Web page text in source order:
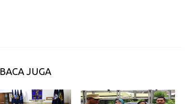
BACA JUGA